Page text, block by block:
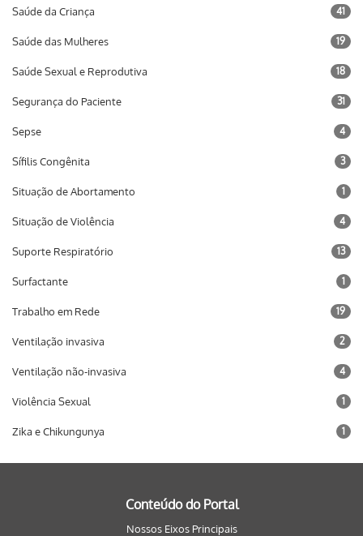
Saúde da Criança 41
Saúde das Mulheres 19
Saúde Sexual e Reprodutiva 18
Segurança do Paciente 31
Sepse 4
Sífilis Congênita 3
Situação de Abortamento 1
Situação de Violência 4
Suporte Respiratório 13
Surfactante 1
Trabalho em Rede 19
Ventilação invasiva 2
Ventilação não-invasiva 4
Violência Sexual 1
Zika e Chikungunya 1
Conteúdo do Portal
Nossos Eixos Principais